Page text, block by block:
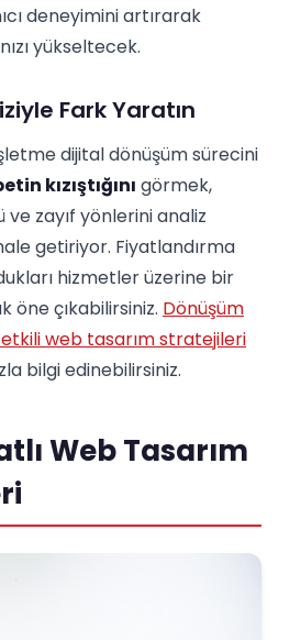
deneyimini artırarak
yükseltecek.
Fark Yaratın
dijital dönüşüm sürecini
kızıştığını görmek,
zayıf yönlerini analiz
getiriyor. Fiyatlandırma
hizmetler üzerine bir
öne çıkabilirsiniz. Dönüşüm
etkili web tasarım stratejileri
bilgi edinebilirsiniz.
Web Tasarım